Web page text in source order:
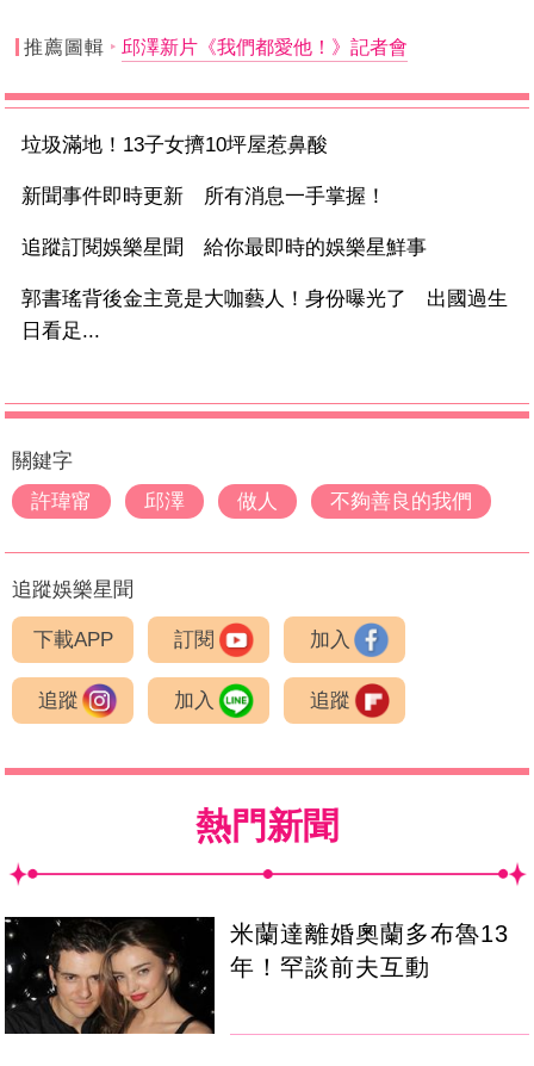
推薦圖輯 邱澤新片《我們都愛他！》記者會
垃圾滿地！13子女擠10坪屋惹鼻酸
新聞事件即時更新 所有消息一手掌握！
追蹤訂閱娛樂星聞 給你最即時的娛樂星鮮事
郭書瑤背後金主竟是大咖藝人！身份曝光了 出國過生
日看足...
關鍵字
許瑋甯
邱澤 做人 不夠善良的我們
追蹤娛樂星聞
下載APP 訂閱 加入
追蹤 加入 追蹤
熱門新聞
米蘭達離婚奧蘭多布魯13
年！罕談前夫互動